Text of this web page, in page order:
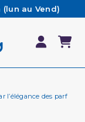
(lun au Vend)
même
FAQ
d'achat*
l’élégance des parfums